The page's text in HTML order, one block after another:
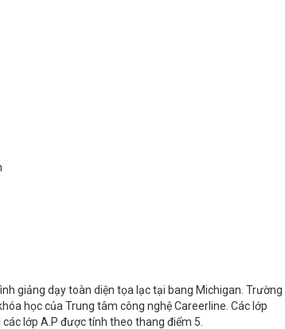
giảng dạy toàn diện tọa lạc tại bang Michigan. Trường
học của Trung tâm công nghệ Careerline. Các lớp
lớp A.P được tính theo thang điểm 5.